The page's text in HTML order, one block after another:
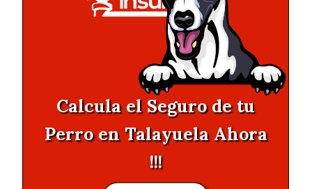
Calcula el Seguro de tu
Perro en Talayuela Ahora
!!!